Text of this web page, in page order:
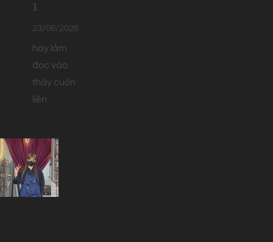
1
23/06/2026
hay lắm
đọc vào
thấy cuốn
liền